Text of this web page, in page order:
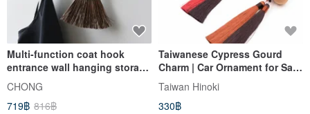
Multi-function coat hook
entrance wall hanging storage
black walnut + brass beauty
CHONG
719฿ 816฿
Taiwanese Cypress Gourd
Charm | Car Ornament for Safe
Travels, Openable for
Essential Oil Diffusion
Taiwan Hinoki
330฿